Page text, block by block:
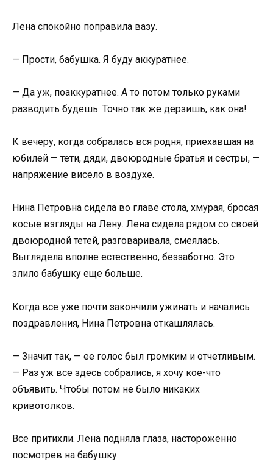
Лена спокойно поправила вазу.
— Прости, бабушка. Я буду аккуратнее.
— Да уж, поаккуратнее. А то потом только руками
разводить будешь. Точно так же дерзишь, как она!
К вечеру, когда собралась вся родня, приехавшая на
юбилей — тети, дяди, двоюродные братья и сестры, —
напряжение висело в воздухе.
Нина Петровна сидела во главе стола, хмурая, бросая
косые взгляды на Лену. Лена сидела рядом со своей
двоюродной тетей, разговаривала, смеялась.
Выглядела вполне естественно, беззаботно. Это
злило бабушку еще больше.
Когда все уже почти закончили ужинать и начались
поздравления, Нина Петровна откашлялась.
— Значит так, — ее голос был громким и отчетливым.
— Раз уж все здесь собрались, я хочу кое-что
объявить. Чтобы потом не было никаких
кривотолков.
Все притихли. Лена подняла глаза, настороженно
посмотрев на бабушку.